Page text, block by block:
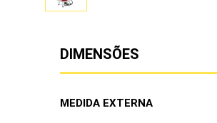
DIMENSÕES
MEDIDA EXTERNA